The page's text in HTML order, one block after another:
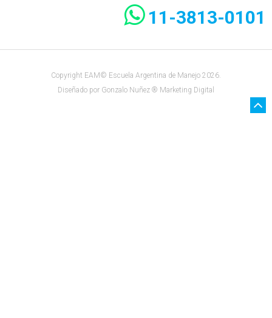
11-3813-0101
Copyright EAM© Escuela Argentina de Manejo 2026.
Diseñado por Gonzalo Nuñez ® Marketing Digital